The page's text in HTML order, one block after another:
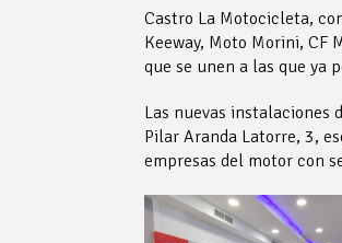
Castro La Motocicleta,
Keeway, Moto Morini, CF
que se unen a las que ya
Las nuevas instalaciones
Pilar Aranda Latorre, 3,
empresas del motor con